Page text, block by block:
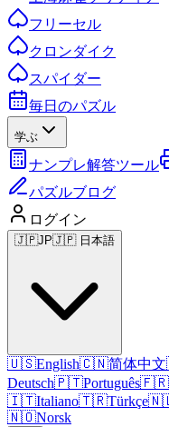
フリーセル
クロンダイク
スパイダー
毎日のパズル
学ぶ
ナンプレ解答ツール
パズルブログ
ログイン
🇯🇵JP🇯🇵 日本語
🇺🇸English🇨🇳简体中文
Deutsch🇵🇹Português🇫🇷
🇮🇹Italiano🇹🇷Türkçe
🇳🇴Norsk